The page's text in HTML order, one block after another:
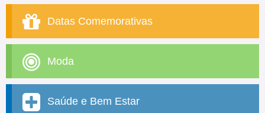
Datas Comemorativas
Moda
Saúde e Bem Estar